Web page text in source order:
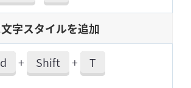
字スタイルを追加
+ Shift + T